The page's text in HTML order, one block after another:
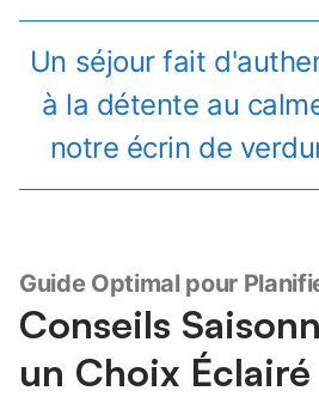
Un séjour fait
à la détente au
notre écrin de
Guide Optimal pour
Conseils
un Choix Éclairé